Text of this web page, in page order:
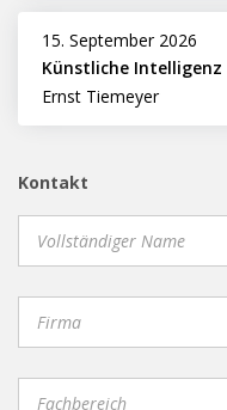
15. September 2026
Ernst Tiemeyer
Kontakt